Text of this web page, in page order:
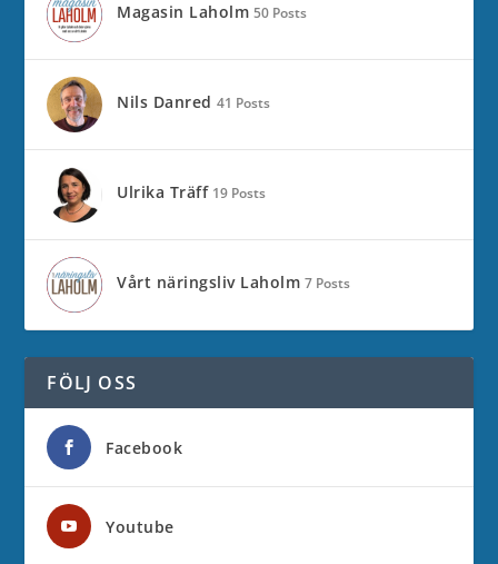
Magasin Laholm 50 Posts
Nils Danred 41 Posts
Ulrika Träff 19 Posts
Vårt näringsliv Laholm 7 Posts
FÖLJ OSS
Facebook
Youtube